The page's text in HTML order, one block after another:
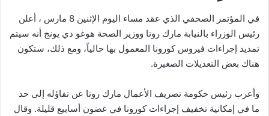
في المؤتمر الصحفي الذي عقد مساء اليوم الإثنين 8 مارس ، أعلن
رئيس الوزراء بالنيابة مارك روتا ووزير الصحة هوغو دي يونج أنه سيتم
تمديد إجراءات فيروس كورونا المعمول بها حالياً، ومع ذلك، ستكون
هناك بعض التعديلات الصغيرة.
وأعرب رئيس حكومة تصريف الأعمال مارك روتا عن تفاؤله إلى حد
ما في إمكانية تخفيف إجراءات كورونا في غضون أسابيع قليلة. وقال